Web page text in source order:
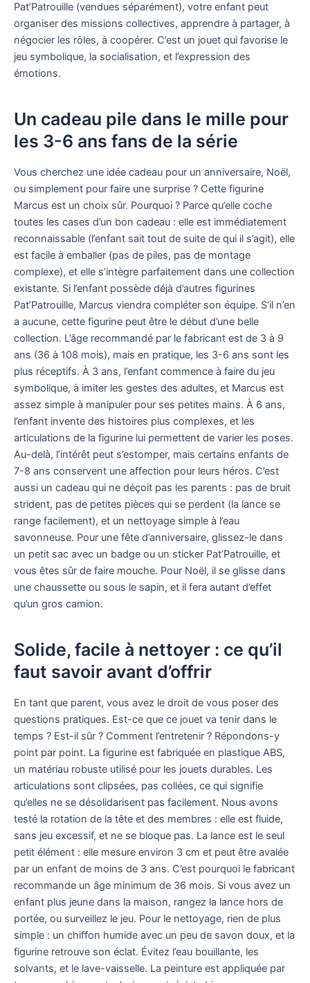
Pat’Patrouille (vendues séparément), votre enfant peut
organiser des missions collectives, apprendre à partager, à
négocier les rôles, à coopérer. C’est un jouet qui favorise le
jeu symbolique, la socialisation, et l’expression des
émotions.
Un cadeau pile dans le mille pour
les 3-6 ans fans de la série
Vous cherchez une idée cadeau pour un anniversaire, Noël,
ou simplement pour faire une surprise ? Cette figurine
Marcus est un choix sûr. Pourquoi ? Parce qu’elle coche
toutes les cases d’un bon cadeau : elle est immédiatement
reconnaissable (l’enfant sait tout de suite de qui il s’agit), elle
est facile à emballer (pas de piles, pas de montage
complexe), et elle s’intègre parfaitement dans une collection
existante. Si l’enfant possède déjà d’autres figurines
Pat’Patrouille, Marcus viendra compléter son équipe. S’il n’en
a aucune, cette figurine peut être le début d’une belle
collection. L’âge recommandé par le fabricant est de 3 à 9
ans (36 à 108 mois), mais en pratique, les 3-6 ans sont les
plus réceptifs. À 3 ans, l’enfant commence à faire du jeu
symbolique, à imiter les gestes des adultes, et Marcus est
assez simple à manipuler pour ses petites mains. À 6 ans,
l’enfant invente des histoires plus complexes, et les
articulations de la figurine lui permettent de varier les poses.
Au-delà, l’intérêt peut s’estomper, mais certains enfants de
7-8 ans conservent une affection pour leurs héros. C’est
aussi un cadeau qui ne déçoit pas les parents : pas de bruit
strident, pas de petites pièces qui se perdent (la lance se
range facilement), et un nettoyage simple à l’eau
savonneuse. Pour une fête d’anniversaire, glissez-le dans
un petit sac avec un badge ou un sticker Pat’Patrouille, et
vous êtes sûr de faire mouche. Pour Noël, il se glisse dans
une chaussette ou sous le sapin, et il fera autant d’effet
qu’un gros camion.
Solide, facile à nettoyer : ce qu’il
faut savoir avant d’offrir
En tant que parent, vous avez le droit de vous poser des
questions pratiques. Est-ce que ce jouet va tenir dans le
temps ? Est-il sûr ? Comment l’entretenir ? Répondons-y
point par point. La figurine est fabriquée en plastique ABS,
un matériau robuste utilisé pour les jouets durables. Les
articulations sont clipsées, pas collées, ce qui signifie
qu’elles ne se désolidarisent pas facilement. Nous avons
testé la rotation de la tête et des membres : elle est fluide,
sans jeu excessif, et ne se bloque pas. La lance est le seul
petit élément : elle mesure environ 3 cm et peut être avalée
par un enfant de moins de 3 ans. C’est pourquoi le fabricant
recommande un âge minimum de 36 mois. Si vous avez un
enfant plus jeune dans la maison, rangez la lance hors de
portée, ou surveillez le jeu. Pour le nettoyage, rien de plus
simple : un chiffon humide avec un peu de savon doux, et la
figurine retrouve son éclat. Évitez l’eau bouillante, les
solvants, et le lave-vaisselle. La peinture est appliquée par